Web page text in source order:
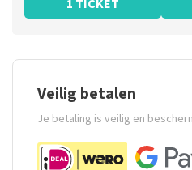
1 TICKET
Veilig betalen
Je betaling is veilig en